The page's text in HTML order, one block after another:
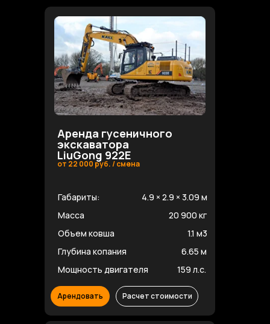
Аренда гусеничного
экскаватора
LiuGong 922E
от 22 000 руб. / смена
Габариты:
4.9 × 2.9 × 3.09 м
Масса
20 900 кг
Объем ковша
1.1 м3
Глубина копания
6.65 м
Мощность двигателя
159 л.с.
Арендовать Расчет стоимости